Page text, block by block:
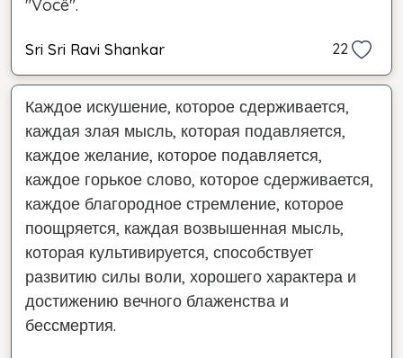
"Você".
Sri Sri Ravi Shankar 22
Каждое искушение, которое сдерживается,
каждая злая мысль, которая подавляется,
каждое желание, которое подавляется,
каждое горькое слово, которое сдерживается,
каждое благородное стремление, которое
поощряется, каждая возвышенная мысль,
которая культивируется, способствует
развитию силы воли, хорошего характера и
достижению вечного блаженства и
бессмертия.